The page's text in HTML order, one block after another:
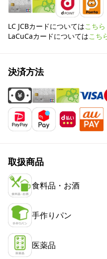
LC JCBカードについてはこちら
LaCuCaカードについてはこち
決済方法
取扱商品
食料品・お酒
手作りパン
医薬品